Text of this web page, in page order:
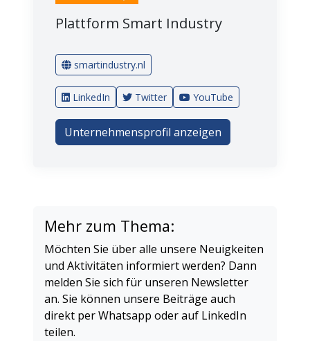
Plattform Smart Industry
smartindustry.nl
LinkedIn Twitter YouTube
Unternehmensprofil anzeigen
Mehr zum Thema:
Möchten Sie über alle unsere Neuigkeiten
und Aktivitäten informiert werden? Dann
melden Sie sich für unseren Newsletter
an. Sie können unsere Beiträge auch
direkt per Whatsapp oder auf LinkedIn
teilen.